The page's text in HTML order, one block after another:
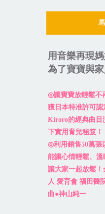
用音樂再現
為了寶寶與
◎讓寶寶放輕鬆不
獲日本特准許可
Kiroro的經典曲目
下實用育兒秘笈！
◎利用銷售50萬張
能讓心情輕鬆、溫
讓大家一起放鬆！
人 愛育會 福田醫
曲●神山純一